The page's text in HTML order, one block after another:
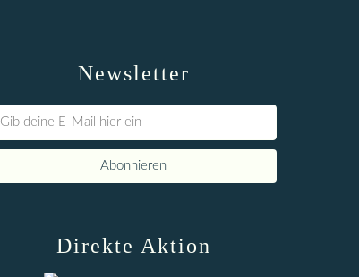
Newsletter
Direkte Aktion